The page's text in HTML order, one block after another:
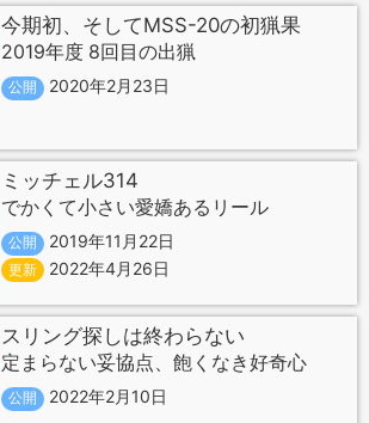
今期初、そしてMSS-20の初猟果
2019年度 8回目の出猟
公開 2020年2月23日
ミッチェル314
でかくて小さい愛嬌あるリール
公開 2019年11月22日
更新 2022年4月26日
スリング探しは終わらない
定まらない妥協点、飽くなき好奇心
公開 2022年2月10日